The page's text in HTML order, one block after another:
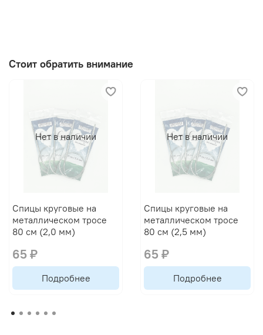
Стоит обратить внимание
Нет в наличии
Спицы круговые на
металлическом тросе
80 см (2,0 мм)
65 ₽
Подробнее
Нет в наличии
Спицы круговые на
металлическом тросе
80 см (2,5 мм)
65 ₽
Подробнее